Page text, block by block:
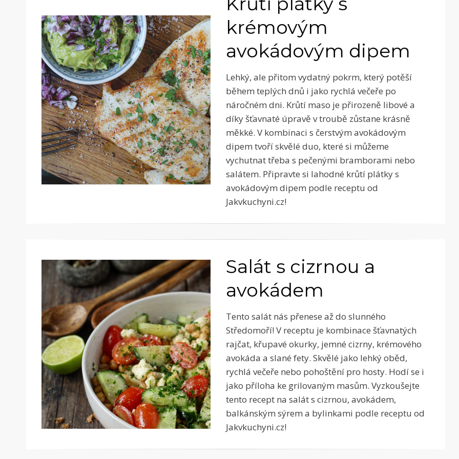
krémovým
avokádovým dipem
Lehký, ale přitom vydatný pokrm, který potěší
během teplých dnů i jako rychlá večeře po
náročném dni. Krůtí maso je přirozeně libové a
díky šťavnaté úpravě v troubě zůstane krásně
měkké. V kombinaci s čerstvým avokádovým
dipem tvoří skvělé duo, které si můžeme
vychutnat třeba s pečenými bramborami nebo
salátem. Připravte si lahodné krůtí plátky s
avokádovým dipem podle receptu od
Jakvkuchyni.cz!
Salát s cizrnou a
avokádem
Tento salát nás přenese až do slunného
Středomoří! V receptu je kombinace šťavnatých
rajčat, křupavé okurky, jemné cizrny, krémového
avokáda a slané fety. Skvělé jako lehký oběd,
rychlá večeře nebo pohoštění pro hosty. Hodí se i
jako příloha ke grilovaným masům. Vyzkoušejte
tento recept na salát s cizrnou, avokádem,
balkánským sýrem a bylinkami podle receptu od
Jakvkuchyni.cz!